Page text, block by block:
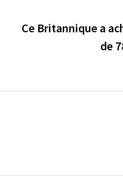
Ce Britannique a
de